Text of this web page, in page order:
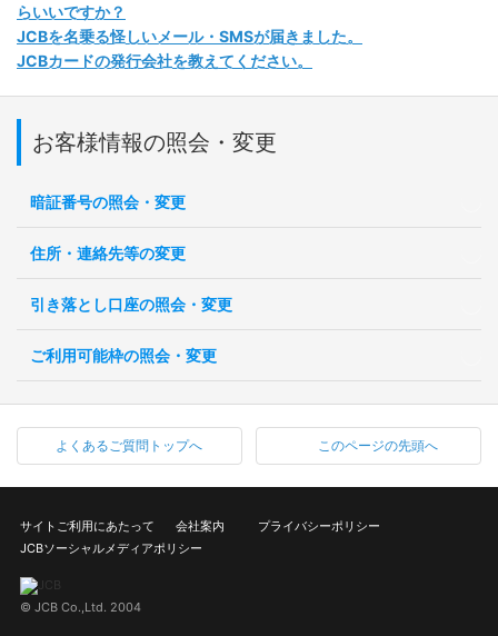
らいいですか？
JCBを名乗る怪しいメール・SMSが届きました。
JCBカードの発行会社を教えてください。
お客様情報の照会・変更
暗証番号の照会・変更
住所・連絡先等の変更
引き落とし口座の照会・変更
ご利用可能枠の照会・変更
よくあるご質問トップへ このページの先頭へ
サイトご利用にあたって 会社案内
プライバシーポリシー
JCBソーシャルメディアポリシー
© JCB Co.,Ltd. 2004